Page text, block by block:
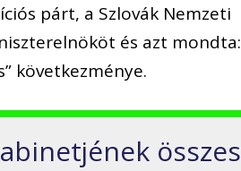
párt, a Szlovák Nemzeti
és azt mondta:
következménye.
összes